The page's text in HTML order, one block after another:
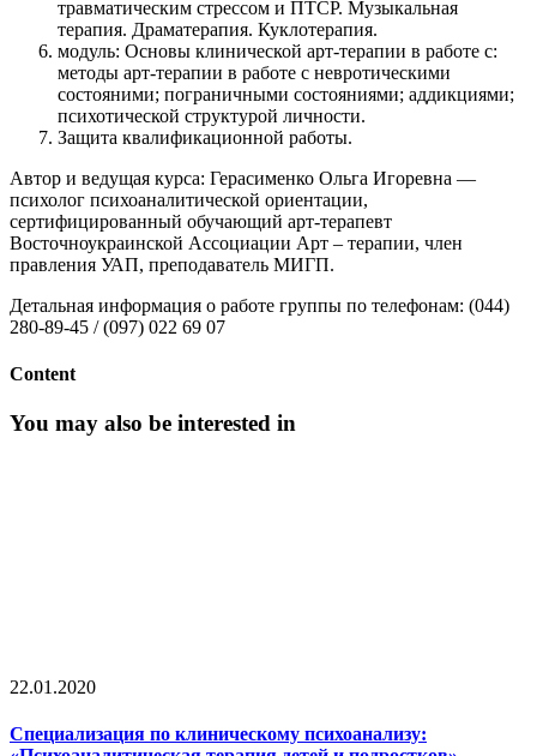
травматическим стрессом и ПТСР. Музыкальная
терапия. Драматерапия. Куклотерапия.
модуль: Основы клинической арт-терапии в работе с:
методы арт-терапии в работе с невротическими
состояними; пограничными состояниями; аддикциями;
психотической структурой личности.
Защита квалификационной работы.
Автор и ведущая курса: Герасименко Ольга Игоревна —
психолог психоаналитической ориентации,
сертифицированный обучающий арт-терапевт
Восточноукраинской Ассоциации Арт – терапии, член
правления УАП, преподаватель МИГП.
Детальная информация о работе группы по телефонам: (044)
280-89-45 / (097) 022 69 07
Content
You may also be interested in
22.01.2020
Специализация по клиническому психоанализу: